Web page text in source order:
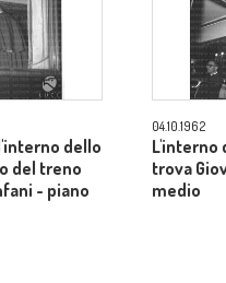
dello
del treno
- piano
04.10.1962
L'interno
trova
medio